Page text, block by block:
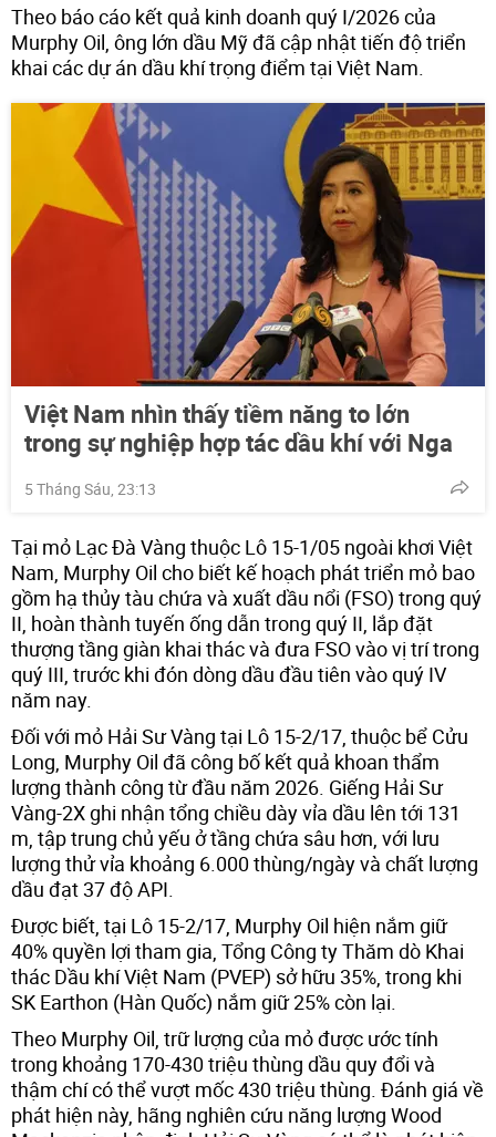
Theo báo cáo kết quả kinh doanh quý I/2026 của
Murphy Oil, ông lớn dầu Mỹ đã cập nhật tiến độ triển
khai các dự án dầu khí trọng điểm tại Việt Nam.
Việt Nam nhìn thấy tiềm năng to lớn
trong sự nghiệp hợp tác dầu khí với Nga
5 Tháng Sáu, 23:13
Tại mỏ Lạc Đà Vàng thuộc Lô 15-1/05 ngoài khơi Việt
Nam, Murphy Oil cho biết kế hoạch phát triển mỏ bao
gồm hạ thủy tàu chứa và xuất dầu nổi (FSO) trong quý
II, hoàn thành tuyến ống dẫn trong quý II, lắp đặt
thượng tầng giàn khai thác và đưa FSO vào vị trí trong
quý III, trước khi đón dòng dầu đầu tiên vào quý IV
năm nay.
Đối với mỏ Hải Sư Vàng tại Lô 15-2/17, thuộc bể Cửu
Long, Murphy Oil đã công bố kết quả khoan thẩm
lượng thành công từ đầu năm 2026. Giếng Hải Sư
Vàng-2X ghi nhận tổng chiều dày vỉa dầu lên tới 131
m, tập trung chủ yếu ở tầng chứa sâu hơn, với lưu
lượng thử vỉa khoảng 6.000 thùng/ngày và chất lượng
dầu đạt 37 độ API.
Được biết, tại Lô 15-2/17, Murphy Oil hiện nắm giữ
40% quyền lợi tham gia, Tổng Công ty Thăm dò Khai
thác Dầu khí Việt Nam (PVEP) sở hữu 35%, trong khi
SK Earthon (Hàn Quốc) nắm giữ 25% còn lại.
Theo Murphy Oil, trữ lượng của mỏ được ước tính
trong khoảng 170-430 triệu thùng dầu quy đổi và
thậm chí có thể vượt mốc 430 triệu thùng. Đánh giá về
phát hiện này, hãng nghiên cứu năng lượng Wood